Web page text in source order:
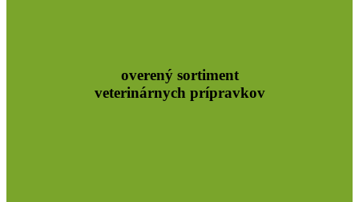
overený sortiment
veterinárnych prípravkov